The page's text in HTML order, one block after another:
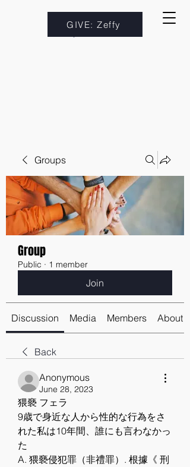
GIVE: Zeffy
Groups
Group
Public · 1 member
Join
Discussion Media Members About
Back
Anonymous
June 28, 2023
猥褻 フェラ
9歳で身近な人から性的な行為をさ
れた私は10年間、誰にも言わなかっ
た
A. 猥褻侵犯罪（非禮罪）. 根據《 刑